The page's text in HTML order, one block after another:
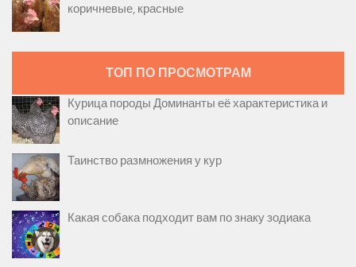
коричневые, красные
ТОП ПО ПРОСМОТРАМ
Курица породы Доминанты её характеристика и
описание
Таинство размножения у кур
Какая собака подходит вам по знаку зодиака